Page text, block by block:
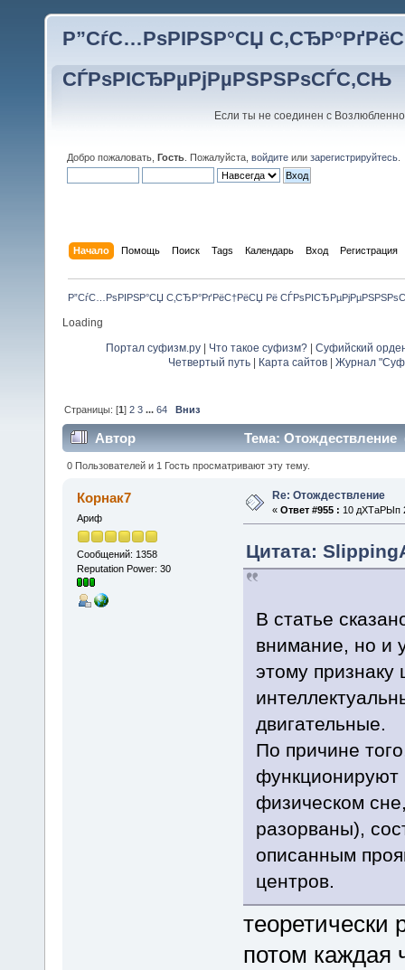
Р”СѓС…РѕРІРЅР°СЏ
СЃРѕРІСЂРµРјРµРЅРЅРѕСЃС‚СЊ
Если ты не соединен с
Добро пожаловать, Гость . Пожалуйста, войдите или зарегистрируйтесь
Начало Помощь Поиск Tags Календарь Вход Регистрация
Р”СѓС…РѕРІРЅР°СЏ С‚СЂР°РґРёС†РёСЏ Рё
Loading
Портал суфизм.ру Что такое суфизм?
Суфийский
Четвертый путь| Карта сайтов| Журнал
Страницы: [1]2 3 ...64 Вниз
Автор Тема: Отождествление
0 Пользователей и 1 Гость просматривают эту тему.
Корнак7
Ариф
Сообщений: 1358
Reputation Power: 30
Re: Отождествление
« Ответ #955 : 10 дХТаРЫп
Цитата:
В статье
внимание, но и
этому признаку
двигательные.
По причине
функционируют
физическом
разорваны),
описанным
центров.
теоретически
потом каждая